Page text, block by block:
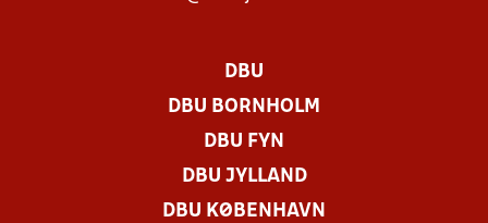
DBU
DBU BORNHOLM
DBU FYN
DBU JYLLAND
DBU KØBENHAVN